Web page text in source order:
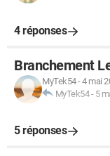
4 réponses
Branchement
MyTek54-4 mai
MyTek54- 5
5 réponses